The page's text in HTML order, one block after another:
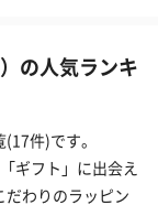
の人気ランキ
件)です。
ギフト」に出会え
わりのラッピン